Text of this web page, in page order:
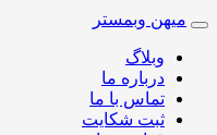
Toggle
navigation
میهن وبمستر
وبلاگ
درباره ما
تماس با ما
ثبت شکایت